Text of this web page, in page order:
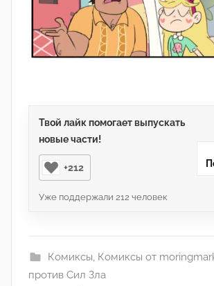
Твой лайк помогает выпускать
новые части!
+212
Уже поддержали 212 человек
Комиксы, Комиксы от
против Сил Зла